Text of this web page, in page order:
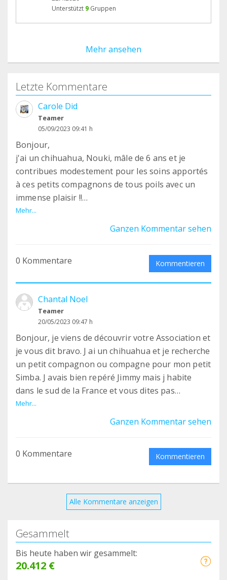
Unterstützt 9 Gruppen
Mehr ansehen
Letzte Kommentare
Carole Did
Teamer
05/09/2023 09:41 h
Bonjour,
j'ai un chihuahua, Nouki, mâle de 6 ans et je
contribues modestement pour les soins apportés
à ces petits compagnons de tous poils avec un
immense plaisir !!
Si vous avez besoin de familles d'accueil, je serais
également partente pour des petites femelles :
Vincennes pour des promenades journalières.
Mehr...
Ganzen Kommentar sehen
0 Kommentare Kommentieren
Chantal Noel
Teamer
20/05/2023 09:47 h
Bonjour, je viens de découvrir votre Association et
je vous dit bravo. J ai un chihuahua et je recherche
un petit compagnon ou compagne pour mon petit
Simba. J avais bien repéré Jimmy mais j habite
dans le sud de la France et vous dites pas
possible, c est dommage. Encore bravo et merci
pour tous ces petits coeurs sur patte. Je viens de
Mehr...
Ganzen Kommentar sehen
0 Kommentare Kommentieren
Alle Kommentare anzeigen
Gesammelt
Bis heute haben wir gesammelt:
20.412 €